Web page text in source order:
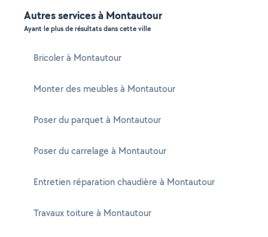
Autres services à Montautour
Ayant le plus de résultats dans cette ville
Bricoler à Montautour
Monter des meubles à Montautour
Poser du parquet à Montautour
Poser du carrelage à Montautour
Entretien réparation chaudière à Montautour
Travaux toiture à Montautour